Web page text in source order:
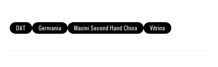
DAT Germania Masini Second Hand China Vitrina